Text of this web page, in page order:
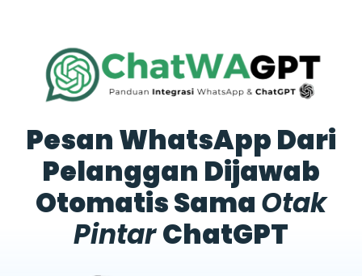
Pesan WhatsApp Dari
Pelanggan Dijawab
Otomatis SamaOtak
PintarChatGPT